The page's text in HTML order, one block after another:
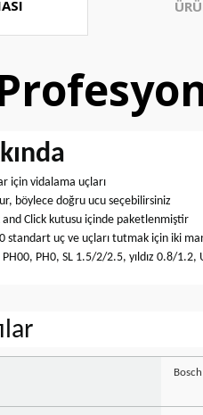
için vidalama uçları
böylece doğru ucu seçebilirsiniz
and Click kutusu içinde paketlenmiştir
standart uç ve uçları tutmak için iki
PH00, PH0, SL 1.5/2/2.5, yıldız 0.8/
‎Bosch